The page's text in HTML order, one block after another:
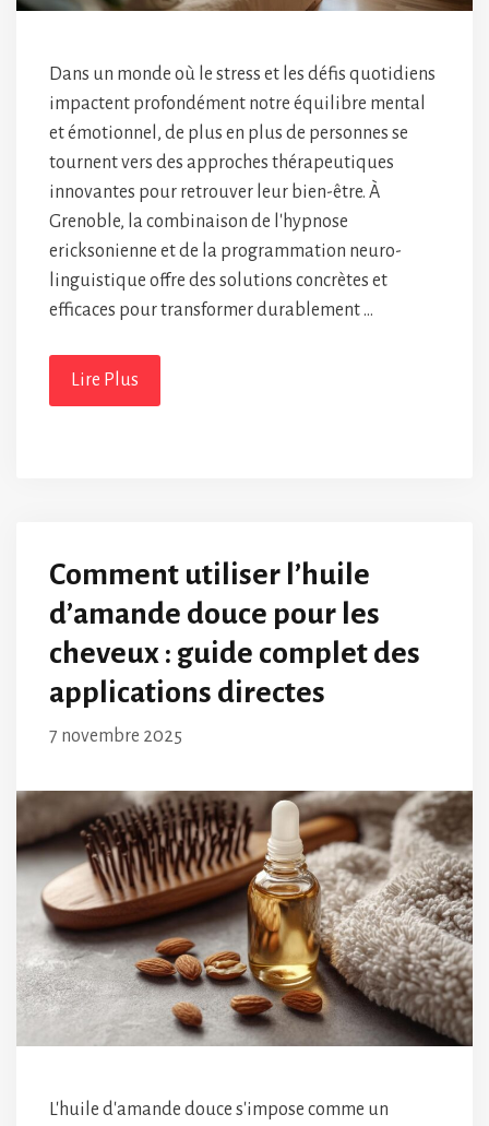
Dans un monde où le stress et les défis quotidiens
impactent profondément notre équilibre mental
et émotionnel, de plus en plus de personnes se
tournent vers des approches thérapeutiques
innovantes pour retrouver leur bien-être. À
Grenoble, la combinaison de l'hypnose
ericksonienne et de la programmation neuro-
linguistique offre des solutions concrètes et
efficaces pour transformer durablement …
Lire Plus
Comment utiliser l’huile
d’amande douce pour les
cheveux : guide complet des
applications directes
7 novembre 2025
L'huile d'amande douce s'impose comme un